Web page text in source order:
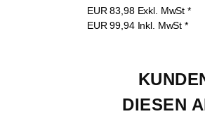
EUR83,98 Exkl. MwSt *
EUR99,94 Inkl. MwSt *
DIESEN